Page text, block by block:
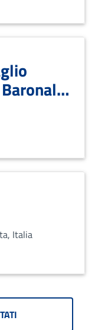
ADIPISCING
ADIPISCING
Italia
ADIPISCING